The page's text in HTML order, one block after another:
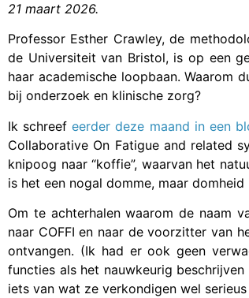
21 maart 2026.
Professor Esther Crawley, de
de Universiteit van Bristol, is op een
haar academische loopbaan. Waarom
bij onderzoek en klinische zorg?
Ik schreefeerder deze maand in een
Collaborative On Fatigue and related
knipoog naar “koffie”, waarvan het
is het een nogal domme, maar
Om te achterhalen waarom de naam
naar COFFI en naar de voorzitter van
ontvangen. (Ik had er ook geen
functies als het nauwkeurig
iets van wat ze verkondigen wel